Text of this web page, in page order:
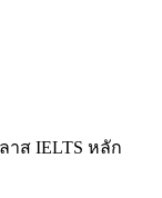
ส IELTS หลัก